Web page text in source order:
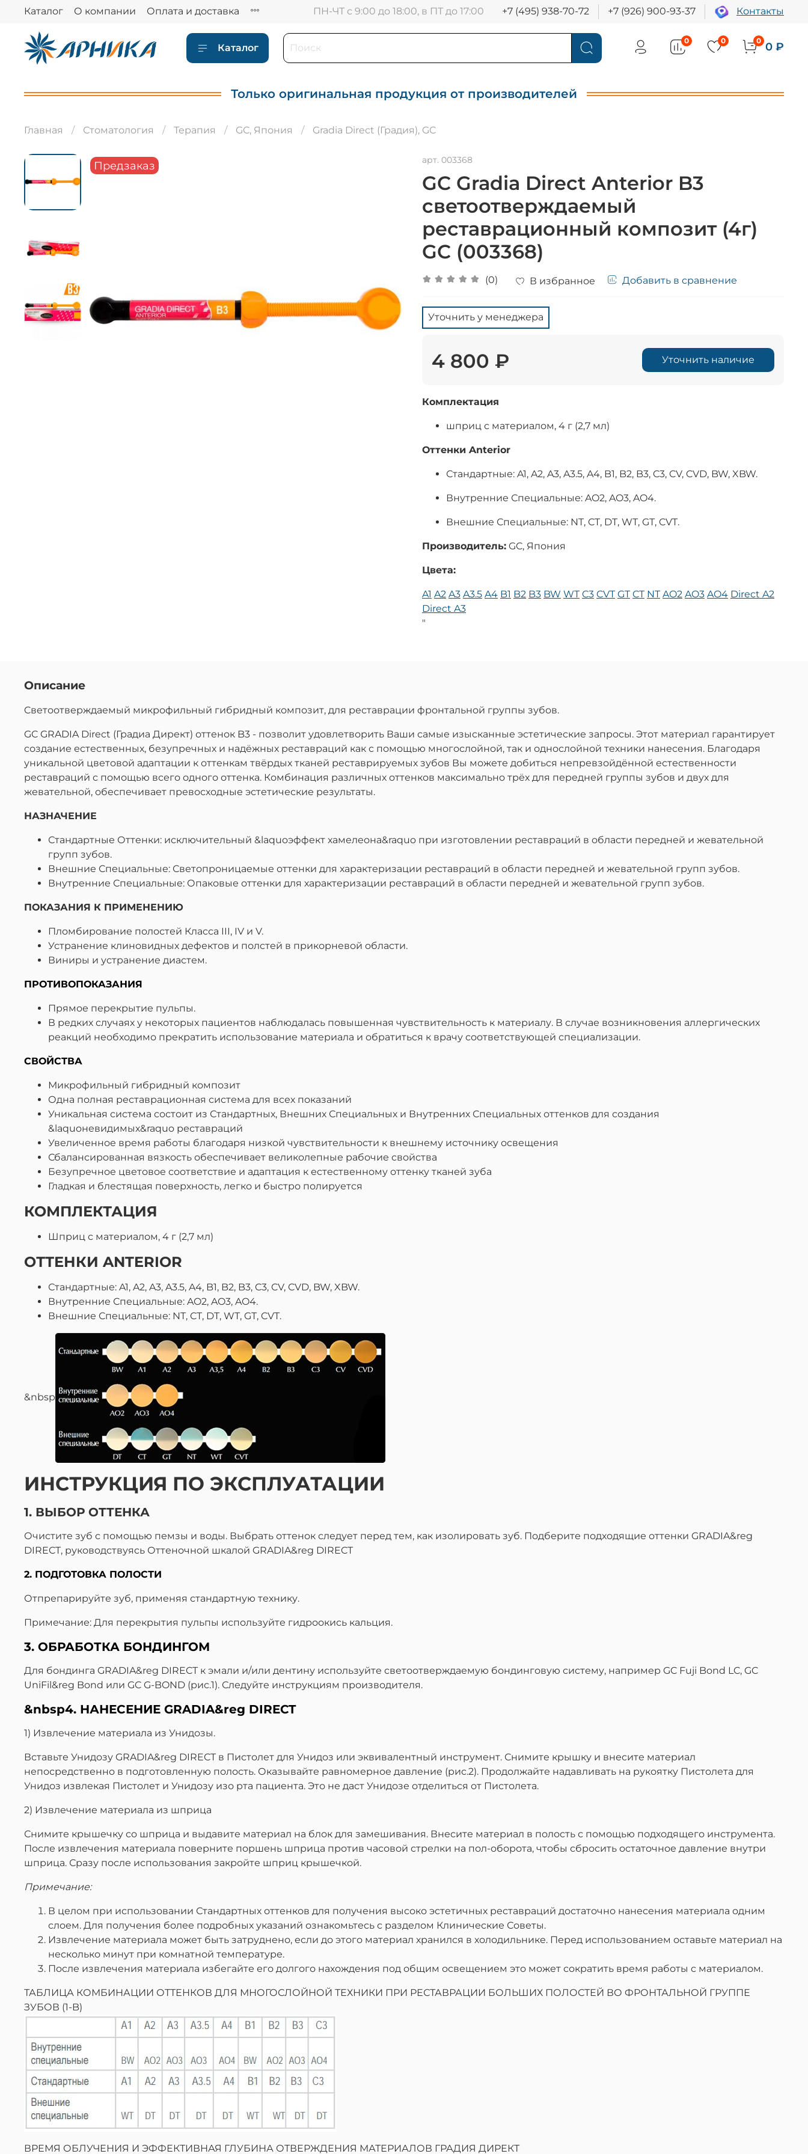
Каталог О компании Оплата и доставка ПН-ЧТ с 9:00 до 18:00, в ПТ до 17:00 +7 (495) 938-70-72 +7 (926) 900-93-37 Контакты
Каталог
0 0 0 0 ₽
Только оригинальная продукция от производителей
Главная Стоматология Терапия GC, Япония Gradia Direct (Градия), GC
Предзаказ арт. 003368
GC Gradia Direct Anterior B3
светоотверждаемый
реставрационный композит (4г)
GC (003368)
(0) В избранное Добавить в сравнение
Уточнить у менеджера
4 800 ₽ Уточнить наличие
Комплектация
шприц с материалом, 4 г (2,7 мл)
Оттенки Anterior
Стандартные: A1, A2, A3, A3.5, A4, B1, B2, B3, C3, CV, CVD, BW, XBW.
Внутренние Специальные: AO2, AO3, AO4.
Внешние Специальные: NT, CT, DT, WT, GT, CVT.
Производитель: GC, Япония
Цвета:
A1 A2 A3 A3.5 A4 B1 B2 B3 BW WT C3 CVT GT CT NT AO2 AO3 AO4 Direct A2
Direct A3
"
Описание
Cветоотверждаемый микрофильный гибридный композит, для реставрации фронтальной группы зубов.
GC GRADIA Direct (Градиа Директ) оттенок B3 - позволит удовлетворить Ваши самые изысканные эстетические запросы. Этот материал гарантирует
создание естественных, безупречных и надёжных реставраций как с помощью многослойной, так и однослойной техники нанесения. Благодаря
уникальной цветовой адаптации к оттенкам твёрдых тканей реставрируемых зубов Вы можете добиться непревзойдённой естественности
реставраций с помощью всего одного оттенка. Комбинация различных оттенков максимально трёх для передней группы зубов и двух для
жевательной, обеспечивает превосходные эстетические результаты.
НАЗНАЧЕНИЕ
Стандартные Оттенки: исключительный &laquoэффект хамелеона&raquo при изготовлении реставраций в области передней и жевательной
групп зубов.
Внешние Специальные: Светопроницаемые оттенки для характеризации реставраций в области передней и жевательной групп зубов.
Внутренние Специальные: Опаковые оттенки для характеризации реставраций в области передней и жевательной групп зубов.
ПОКАЗАНИЯ К ПРИМЕНЕНИЮ
Пломбирование полостей Класса III, IV и V.
Устранение клиновидных дефектов и полстей в прикорневой области.
Виниры и устранение диастем.
ПРОТИВОПОКАЗАНИЯ
Прямое перекрытие пульпы.
В редких случаях у некоторых пациентов наблюдалась повышенная чувствительность к материалу. В случае возникновения аллергических
реакций необходимо прекратить использование материала и обратиться к врачу соответствующей специализации.
СВОЙСТВА
Микрофильный гибридный композит
Одна полная реставрационная система для всех показаний
Уникальная система состоит из Стандартных, Внешних Специальных и Внутренних Специальных оттенков для создания
&laquoневидимых&raquo реставраций
Увеличенное время работы благодаря низкой чувствительности к внешнему источнику освещения
Сбалансированная вязкость обеспечивает великолепные рабочие свойства
Безупречное цветовое соответствие и адаптация к естественному оттенку тканей зуба
Гладкая и блестящая поверхность, легко и быстро полируется
КОМПЛЕКТАЦИЯ
Шприц с материалом, 4 г (2,7 мл)
ОТТЕНКИ ANTERIOR
Стандартные: A1, A2, A3, A3.5, A4, B1, B2, B3, C3, CV, CVD, BW, XBW.
Внутренние Специальные: AO2, AO3, AO4.
Внешние Специальные: NT, CT, DT, WT, GT, CVT.
&nbsp
ИНСТРУКЦИЯ ПО ЭКСПЛУАТАЦИИ
1. ВЫБОР ОТТЕНКА
Очистите зуб с помощью пемзы и воды. Выбрать оттенок следует перед тем, как изолировать зуб. Подберите подходящие оттенки GRADIA&reg
DIRECT, руководствуясь Оттеночной шкалой GRADIA&reg DIRECT
2. ПОДГОТОВКА ПОЛОСТИ
Отпрепарируйте зуб, применяя стандартную технику.
Примечание: Для перекрытия пульпы используйте гидроокись кальция.
3. ОБРАБОТКА БОНДИНГОМ
Для бондинга GRADIA&reg DIRECT к эмали и/или дентину используйте светоотверждаемую бондинговую систему, например GC Fuji Bond LC, GC
UniFil&reg Bond или GC G-BOND (рис.1). Следуйте инструкциям производителя.
&nbsp4. НАНЕСЕНИЕ GRADIA&reg DIRECT
1) Извлечение материала из Унидозы.
Вставьте Унидозу GRADIA&reg DIRECT в Пистолет для Унидоз или эквивалентный инструмент. Снимите крышку и внесите материал
непосредственно в подготовленную полость. Оказывайте равномерное давление (рис.2). Продолжайте надавливать на рукоятку Пистолета для
Унидоз извлекая Пистолет и Унидозу изо рта пациента. Это не даст Унидозе отделиться от Пистолета.
2) Извлечение материала из шприца
Снимите крышечку со шприца и выдавите материал на блок для замешивания. Внесите материал в полость с помощью подходящего инструмента.
После извлечения материала поверните поршень шприца против часовой стрелки на пол-оборота, чтобы сбросить остаточное давление внутри
шприца. Сразу после использования закройте шприц крышечкой.
Примечание:
В целом при использовании Стандартных оттенков для получения высоко эстетичных реставраций достаточно нанесения материала одним
слоем. Для получения более подробных указаний ознакомьтесь с разделом Клинические Советы.
Извлечение материала может быть затруднено, если до этого материал хранился в холодильнике. Перед использованием оставьте материал на
несколько минут при комнатной температуре.
После извлечения материала избегайте его долгого нахождения под общим освещением это может сократить время работы с материалом.
ТАБЛИЦА КОМБИНАЦИИ ОТТЕНКОВ ДЛЯ МНОГОСЛОЙНОЙ ТЕХНИКИ ПРИ РЕСТАВРАЦИИ БОЛЬШИХ ПОЛОСТЕЙ ВО ФРОНТАЛЬНОЙ ГРУППЕ
ЗУБОВ (1-B)
ВРЕМЯ ОБЛУЧЕНИЯ И ЭФФЕКТИВНАЯ ГЛУБИНА ОТВЕРЖДЕНИЯ МАТЕРИАЛОВ ГРАДИЯ ДИРЕКТ